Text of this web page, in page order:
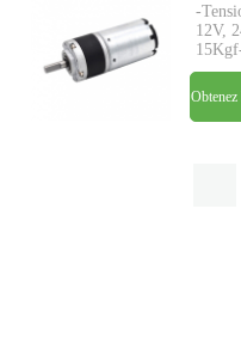
-
12V,
- Axe
pièces